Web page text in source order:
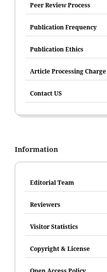
Peer Review Process
Publication Frequency
Publication Ethics
Article Processing Charge
Contact US
Information
Editorial Team
Reviewers
Visitor Statistics
Copyright & License